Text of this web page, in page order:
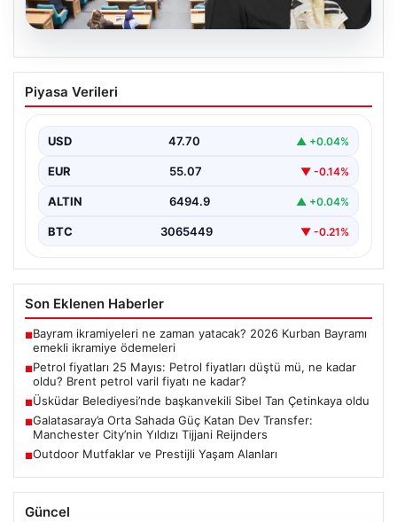
05.08.2026
Üsküdar Belediyesi’nde başkanvekili
Sibel Tan Çetinkaya oldu
Piyasa Verileri
USD 47.70 ▲ +0.04%
EUR 55.07 ▼ -0.14%
ALTIN 6494.9 ▲ +0.04%
BTC 3065449 ▼ -0.21%
Son Eklenen Haberler
■Bayram ikramiyeleri ne zaman yatacak? 2026 Kurban Bayramı
emekli ikramiye ödemeleri
■Petrol fiyatları 25 Mayıs: Petrol fiyatları düştü mü, ne kadar
oldu? Brent petrol varil fiyatı ne kadar?
■Üsküdar Belediyesi’nde başkanvekili Sibel Tan Çetinkaya oldu
■Galatasaray’a Orta Sahada Güç Katan Dev Transfer:
Manchester City’nin Yıldızı Tijjani Reijnders
■Outdoor Mutfaklar ve Prestijli Yaşam Alanları
Güncel